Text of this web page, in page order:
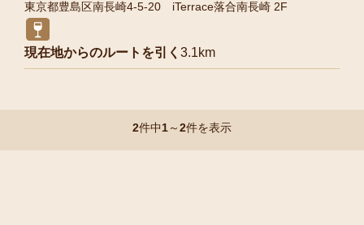
東京都豊島区南長崎4-5-20 iTerrace落合南長崎 2F
現在地からのルートを引く 3.1km
2件中1～2件を表示